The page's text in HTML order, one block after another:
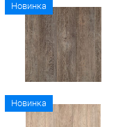
Новинка
Новинка